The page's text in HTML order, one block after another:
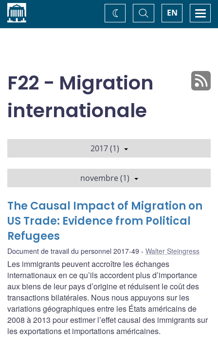
Accueil EN
Basculer
la
recherche
Changez
de
F22 - Migration
internationale
2017 (1)
novembre (1)
The Causal Impact of Migration on
US Trade: Evidence from Political
Refugees
Document de travail du personnel 2017-49 Walter Steingress
Les immigrants peuvent accroître les échanges
internationaux en ce qu’ils accordent plus d’importance
aux biens de leur pays d’origine et réduisent le coût des
transactions bilatérales. Nous nous appuyons sur les
variations géographiques entre les États américains de
2008 à 2013 pour estimer l’effet causal des immigrants sur
les exportations et importations américaines.